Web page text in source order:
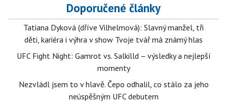
Doporučené články
Tatiana Dyková (dříve Vilhelmová): Slavný manžel, tři
děti, kariéra i výhra v show Tvoje tvář má známý hlas
UFC Fight Night: Gamrot vs. Salkilld – výsledky a nejlepší
momenty
Nezvládl jsem to v hlavě. Čepo odhalil, co stálo za jeho
neúspěšným UFC debutem